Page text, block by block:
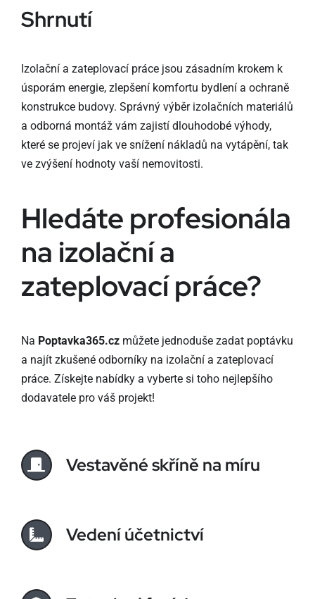
Shrnutí
Izolační a zateplovací práce jsou zásadním krokem k
úsporám energie, zlepšení komfortu bydlení a ochraně
konstrukce budovy. Správný výběr izolačních materiálů
a odborná montáž vám zajistí dlouhodobé výhody,
které se projeví jak ve snížení nákladů na vytápění, tak
ve zvýšení hodnoty vaší nemovitosti.
Hledáte profesionála
na izolační a
zateplovací práce?
Na Poptavka365.czmůžete jednoduše zadat poptávku
a najít zkušené odborníky na izolační a zateplovací
práce. Získejte nabídky a vyberte si toho nejlepšího
dodavatele pro váš projekt!
Vestavěné skříně na míru
Vedení účetnictví